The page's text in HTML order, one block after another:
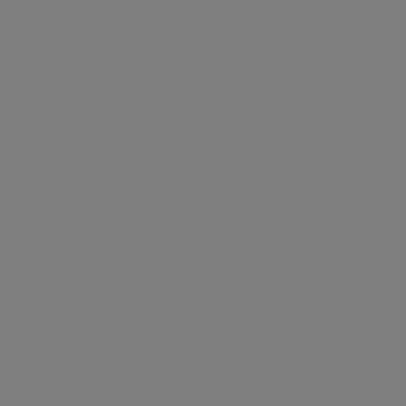
est moins sèche et plus confortable
aide à calmer les
sur les kératinocytes (cellules
l’apparition des plaques et
concombre,
jasmin)